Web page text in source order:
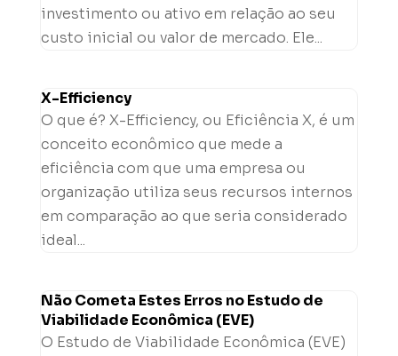
investimento ou ativo em relação ao seu
custo inicial ou valor de mercado. Ele...
X-Efficiency
O que é? X-Efficiency, ou Eficiência X, é um
conceito econômico que mede a
eficiência com que uma empresa ou
organização utiliza seus recursos internos
em comparação ao que seria considerado
ideal...
Não Cometa Estes Erros no Estudo de
Viabilidade Econômica (EVE)
O Estudo de Viabilidade Econômica (EVE)